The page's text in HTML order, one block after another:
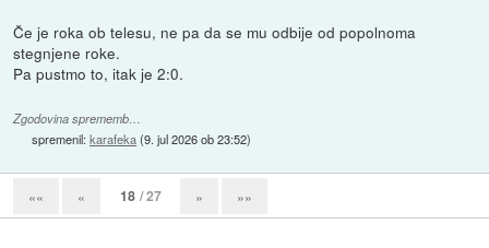
Če je roka ob telesu, ne pa da se mu odbije od popolnoma
stegnjene roke.
Pa pustmo to, itak je 2:0.
Zgodovina sprememb…
spremenil:karafeka(9. jul 2026 ob 23:52)
«« « 18 / 27 » »»